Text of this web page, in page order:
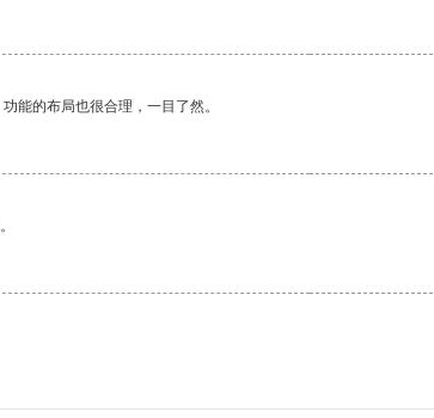
能的布局也很合理，一目了然。